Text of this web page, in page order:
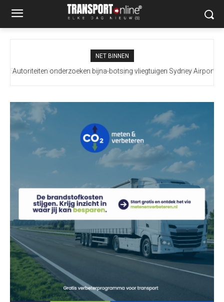
NET BINNEN
Autoriteiten onderzoeken bijna-botsing vliegtuigen Sydney Airport